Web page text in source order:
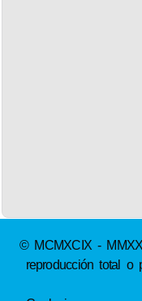
© MCMXCIX -
reproducción total o